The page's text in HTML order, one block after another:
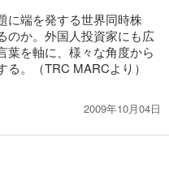
に端を発する世界同時株
のか。外国人投資家にも広
葉を軸に、様々な角度から
。（TRC MARCより）
2009年10月04日